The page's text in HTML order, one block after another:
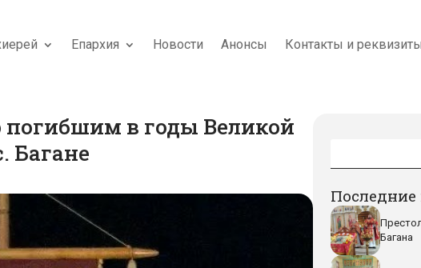
Епархия Новости Анонсы Контакты и реквизиты
в годы Великой
Багане
Последние
Багана